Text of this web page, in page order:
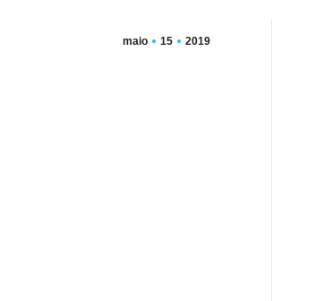
maio 15 2019